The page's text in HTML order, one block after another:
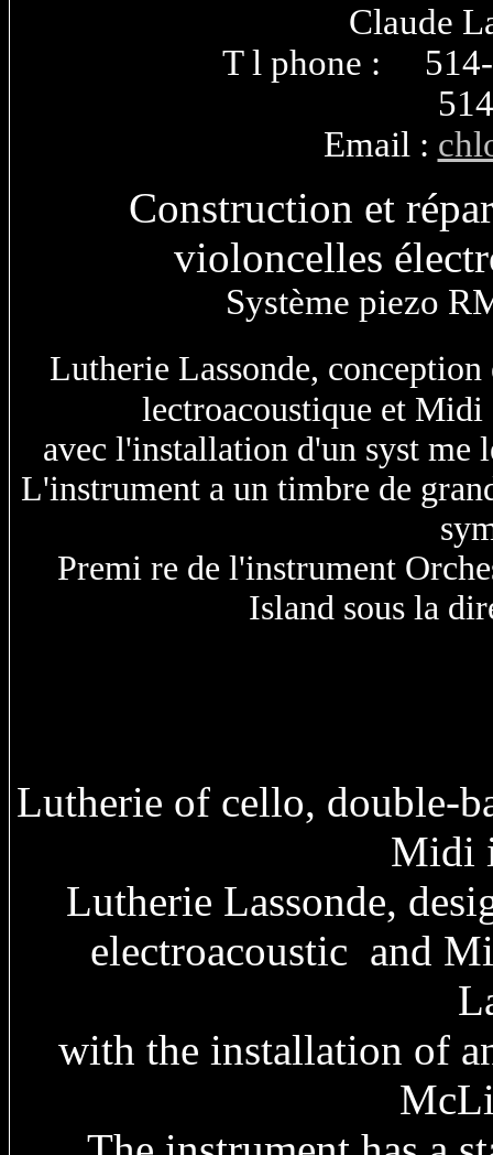
Claude
T l phone
Email :
Construction et
violoncelles
Système piezo
Lutherie Lassonde,
lectroacoustique et Midi
avec l'installation d'un syst
L'instrument a un timbre de
Premi re de l'instrument
Island sous la
Lutherie of cello, double-
Midi
Lutherie Lassonde,
electroacoustic and
with the installation of